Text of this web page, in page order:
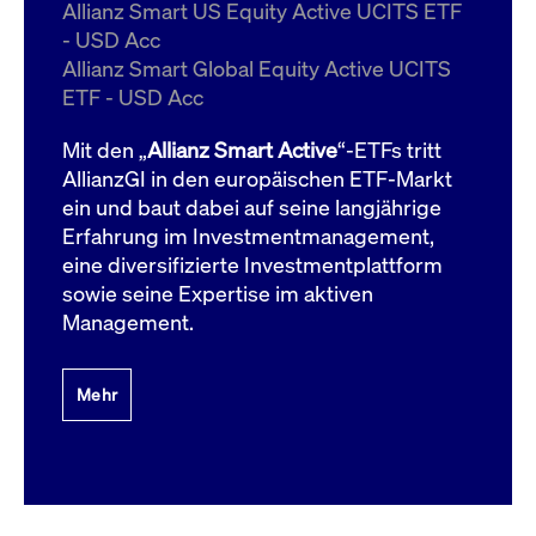
Allianz Smart US Equity Active UCITS ETF
- USD Acc
Allianz Smart Global Equity Active UCITS
ETF - USD Acc
Mit den „Allianz Smart Active“-ETFs tritt
AllianzGI in den europäischen ETF-Markt
ein und baut dabei auf seine langjährige
Erfahrung im Investmentmanagement,
eine diversifizierte Investmentplattform
sowie seine Expertise im aktiven
Management.
Mehr
ApplicationGatewayAffinityCORS
boerse.com
Domain
bis